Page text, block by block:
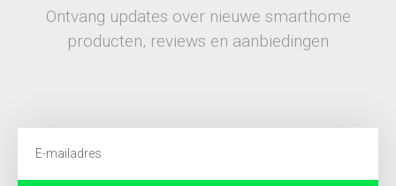
Ontvang updates over nieuwe smarthome
producten, reviews en aanbiedingen